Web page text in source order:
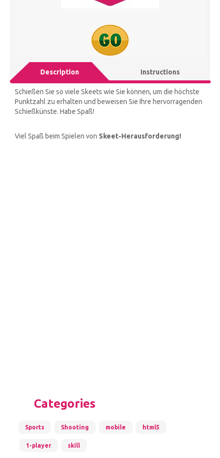
Description Instructions
Schießen Sie so viele Skeets wie Sie können, um die höchste
Punktzahl zu erhalten und beweisen Sie Ihre hervorragenden
Schießkünste. Habe Spaß!
Viel Spaß beim Spielen von Skeet-Herausforderung!
Categories
Sports Shooting mobile html5
1-player skill